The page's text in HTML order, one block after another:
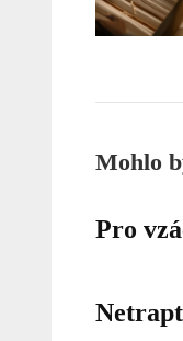
Mohlo
Pro